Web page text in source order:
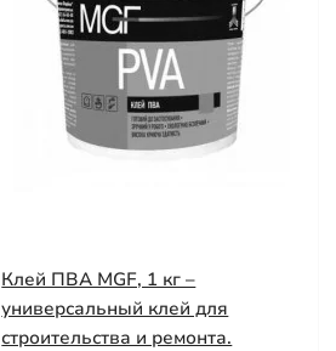
Клей ПВА MGF, 1 кг –
универсальный клей для
строительства и ремонта.